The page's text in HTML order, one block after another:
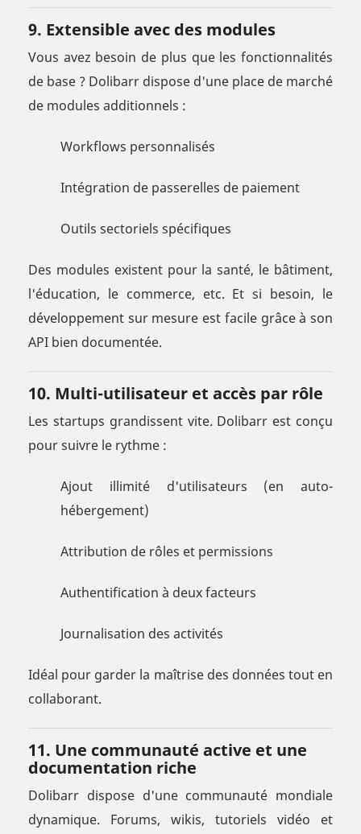
9. Extensible avec des modules
Vous avez besoin de plus que les fonctionnalités
de base ? Dolibarr dispose d'une place de marché
de modules additionnels :
Workflows personnalisés
Intégration de passerelles de paiement
Outils sectoriels spécifiques
Des modules existent pour la santé, le bâtiment,
l'éducation, le commerce, etc. Et si besoin, le
développement sur mesure est facile grâce à son
API bien documentée.
10. Multi-utilisateur et accès par rôle
Les startups grandissent vite. Dolibarr est conçu
pour suivre le rythme :
Ajout illimité d'utilisateurs (en auto-
hébergement)
Attribution de rôles et permissions
Authentification à deux facteurs
Journalisation des activités
Idéal pour garder la maîtrise des données tout en
collaborant.
11. Une communauté active et une
documentation riche
Dolibarr dispose d'une communauté mondiale
dynamique. Forums, wikis, tutoriels vidéo et